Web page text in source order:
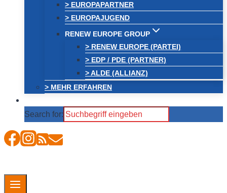
> EUROPAPARTNER
> EUROPAJUGEND
RENEW EUROPE GROUP
> RENEW EUROPE (PARTEI)
> EDP / PDE (PARTNER)
> ALDE (ALLIANZ)
> MEHR ERFAHREN
Search for: